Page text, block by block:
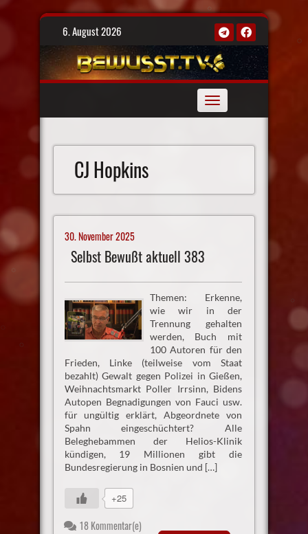
Skip
6. August 2026
Toggle
navigation
CJ Hopkins
30. November 2025
Selbst Bewußt aktuell 383
Themen: Erkenne,
wie wir in der
Trennung gehalten
werden, Buch mit
100 Autoren für den
Frieden, Linke (teilweise vom Staat
bezahlt) Gewalt gegen Polizei in Gießen,
Weihnachtsmarkt Poller Irrsinn, Bidens
Autopen Begnadigungen von Fauci usw.
für ungültig erklärt, Abgeordnete von
Spahn eingeschüchtert? Alle
Beleghebammen der Helios-Klinik
kündigen, 19 Millionen gibt die
Bundesregierung in Bosnien und […]
+25
18 Kommentar(e)